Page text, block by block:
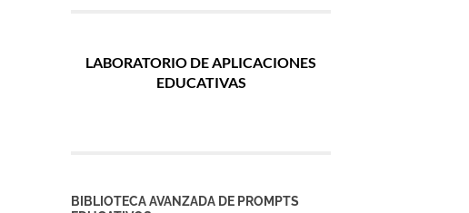
LABORATORIO DE APLICACIONES
EDUCATIVAS